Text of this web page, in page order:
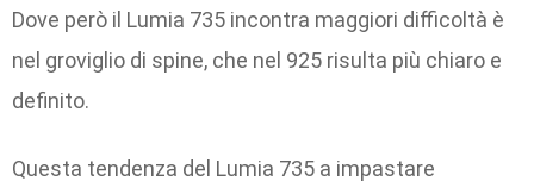
Dove però il Lumia 735 incontra maggiori difficoltà è
nel groviglio di spine, che nel 925 risulta più chiaro e
definito.
Questa tendenza del Lumia 735 a impastare